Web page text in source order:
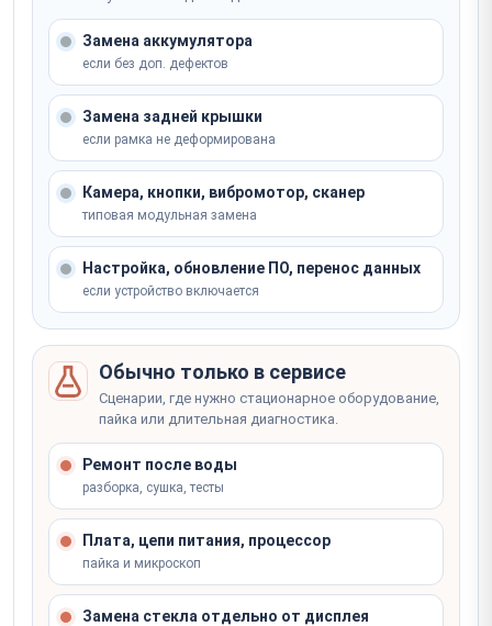
Записаться
Не уверены, что сломалось? Мастер определит на
месте
Ремонт модуля GPS/GLONASS/Galileo
Ремонт GPS-модуля
от 2 часов
от 3 500 ₽
Не уверены, что сломалось? Мастер определит на
месте
Записаться
от 2 000 ₽
Не уверены, что сломалось? Мастер определит на
месте
Записаться
Замена аккумулятора
если без доп. дефектов
Замена задней крышки
если рамка не деформирована
Камера, кнопки, вибромотор, сканер
типовая модульная замена
Настройка, обновление ПО, перенос данных
если устройство включается
Обычно только в сервисе
Сценарии, где нужно стационарное оборудование,
пайка или длительная диагностика.
Ремонт после воды
разборка, сушка, тесты
Плата, цепи питания, процессор
пайка и микроскоп
Замена стекла отдельно от дисплея